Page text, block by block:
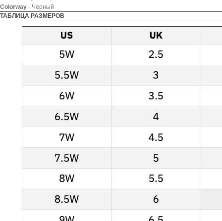
Colorway - Чёрный
ТАБЛИЦА РАЗМЕРОВ